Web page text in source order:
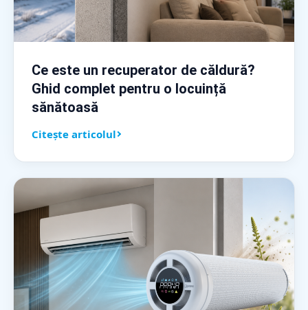
Ce este un recuperator de căldură?
Ghid complet pentru o locuință
sănătoasă
Citește articolul